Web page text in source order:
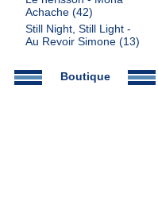
Achache(42)
Still Night, Still Light -
Au Revoir Simone(13)
Boutique